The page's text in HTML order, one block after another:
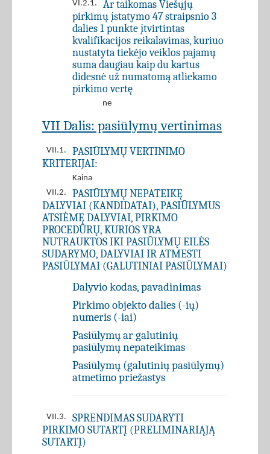
VI.2.1.
Ar taikomas Viešųjų
pirkimų įstatymo 47 straipsnio 3
dalies 1 punkte įtvirtintas
kvalifikacijos reikalavimas, kuriuo
nustatyta tiekėjo veiklos pajamų
suma daugiau kaip du kartus
didesnė už numatomą atliekamo
pirkimo vertę
ne
VII Dalis: pasiūlymų vertinimas
VII.1.
PASIŪLYMŲ VERTINIMO
KRITERIJAI:
Kaina
VII.2.
PASIŪLYMŲ NEPATEIKĘ
DALYVIAI (KANDIDATAI), PASIŪLYMUS
ATSIĖMĘ DALYVIAI, PIRKIMO
PROCEDŪRŲ, KURIOS YRA
NUTRAUKTOS IKI PASIŪLYMŲ EILĖS
SUDARYMO, DALYVIAI IR ATMESTI
PASIŪLYMAI (GALUTINIAI PASIŪLYMAI)
Dalyvio kodas, pavadinimas
Pirkimo objekto dalies (-ių)
numeris (-iai)
Pasiūlymų ar galutinių
pasiūlymų nepateikimas
Pasiūlymų (galutinių pasiūlymų)
atmetimo priežastys
VII.3.
SPRENDIMAS SUDARYTI
PIRKIMO SUTARTĮ (PRELIMINARIĄJĄ
SUTARTĮ)